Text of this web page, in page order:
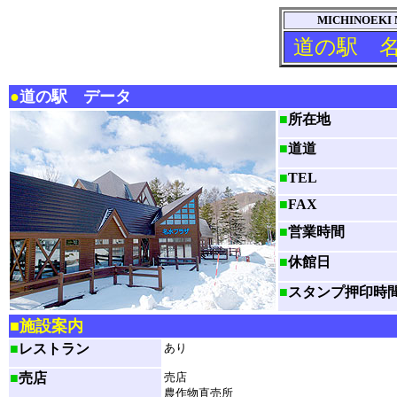
MICHINOEKI
道の駅
●道の駅 データ
■所在地
■道道
■TEL
■FAX
■営業時間
■休館日
■スタンプ押印時
■施設案内
■レストラン あり
■売店
売店
農作物直売所